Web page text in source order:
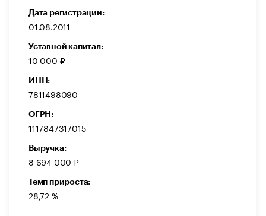
Дата регистрации:
01.08.2011
Уставной капитал:
10 000 ₽
ИНН:
7811498090
ОГРН:
1117847317015
Выручка:
8 694 000 ₽
Темп прироста:
28,72 %